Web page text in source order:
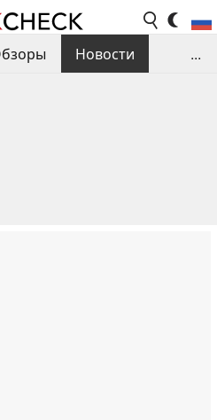
Новости
...